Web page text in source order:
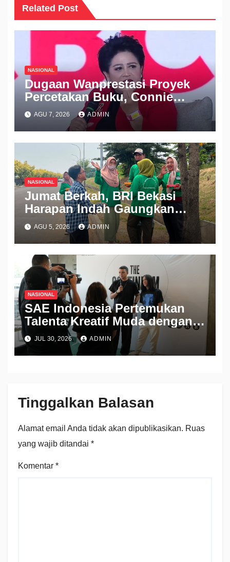
Related Post
NASIONAL
Dugaan Wanprestasi Proyek
Percetakan Buku, Connie
Rahakundini Bakrie Digugat
ke PN Cibinong
AGU 7, 2026 ADMIN
NASIONAL
Jumat Berkah, BRI Bekasi
Harapan Indah Gaungkan
Semangat Berbagi
AGU 5, 2026 ADMIN
NASIONAL
SAE Indonesia Pertemukan
Talenta Kreatif Muda dengan
Industri Lewat Pameran THE
CONTINUUM 2026
JUL 30, 2026 ADMIN
Tinggalkan Balasan
Alamat email Anda tidak akan dipublikasikan. Ruas
yang wajib ditandai *
Komentar *